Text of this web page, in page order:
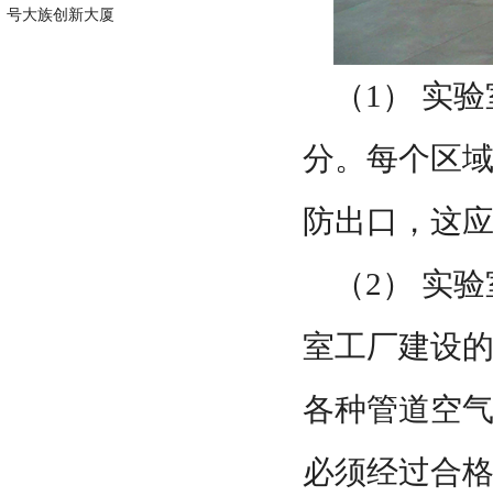
号大族创新大厦
（1） 实
分。每个区
防出口，这
（2） 实
室工厂建设
各种管道空
必须经过合